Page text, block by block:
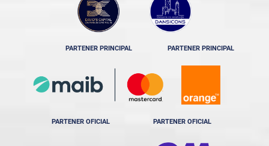
PARTENER PRINCIPAL PARTENER PRINCIPAL
PARTENER OFICIAL PARTENER OFICIAL